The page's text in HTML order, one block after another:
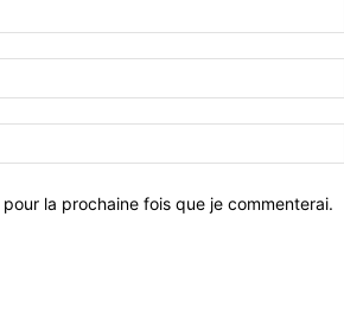
la prochaine fois que je commenterai.